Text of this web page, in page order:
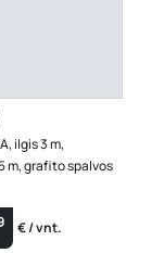
ilgis 3 m,
m, grafito spalvos
€ / vnt.